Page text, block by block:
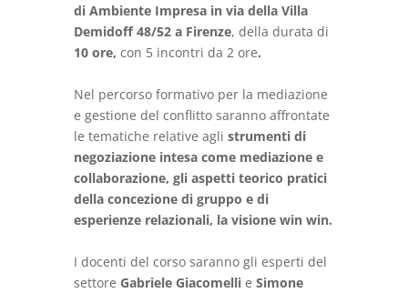
di Ambiente Impresa in via della Villa
Demidoff 48/52 a Firenze, della durata di
10 ore, con 5 incontri da 2 ore.
Nel percorso formativo per la mediazione
e gestione del conflitto saranno affrontate
le tematiche relative agli strumenti di
negoziazione intesa come mediazione e
collaborazione, gli aspetti teorico pratici
della concezione di gruppo e di
esperienze relazionali, la visione win win.
I docenti del corso saranno gli esperti del
settore Gabriele Giacomellie Simone